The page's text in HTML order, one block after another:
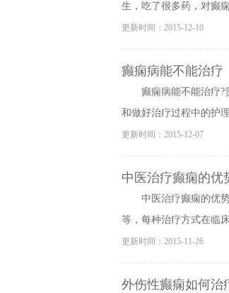
生，吃了很多药，对癫
更新时间：2015-12-10
癫痫病能不能治疗
癫痫病能不能治疗?
和做好治疗过程中的护
更新时间：2015-12-07
中医治疗癫痫的优
中医治疗癫痫的优
等，每种治疗方式在临
更新时间：2015-11-26
外伤性癫痫如何治